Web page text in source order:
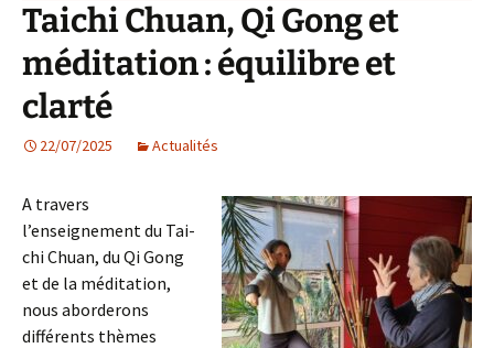
Taichi Chuan, Qi Gong et
méditation : équilibre et
clarté
22/07/2025 Actualités
A travers
l’enseignement du Tai-
chi Chuan, du Qi Gong
et de la méditation,
nous aborderons
différents thèmes